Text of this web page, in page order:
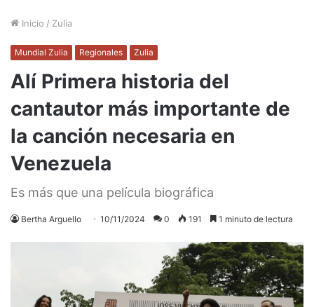
Inicio / Zulia
Mundial Zulia Regionales Zulia
Alí Primera historia del
cantautor más importante de
la canción necesaria en
Venezuela
Es más que una película biográfica
Bertha Arguello 10/11/2024 0 191 1 minuto de lectura